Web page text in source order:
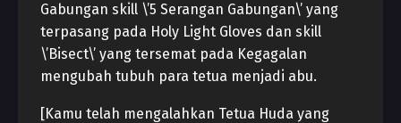
Gabungan skill \’5 Serangan Gabungan\’ yang
terpasang pada Holy Light Gloves dan skill
\’Bisect\’ yang tersemat pada Kegagalan
mengubah tubuh para tetua menjadi abu.
[Kamu telah mengalahkan Tetua Huda yang